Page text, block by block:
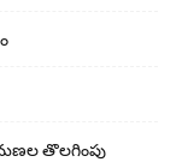
తొలగింపు